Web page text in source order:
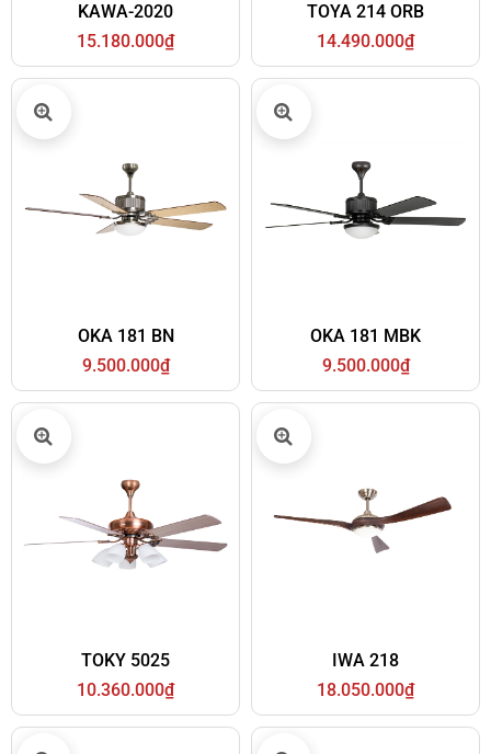
KAWA-2020
15.180.000₫
TOYA 214 ORB
14.490.000₫
OKA 181 BN
9.500.000₫
OKA 181 MBK
9.500.000₫
TOKY 5025
10.360.000₫
IWA 218
18.050.000₫